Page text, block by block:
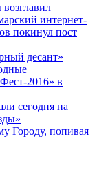
интернет-
покинул пост
десант»
2016» в
сегодня на
Городу, попивая